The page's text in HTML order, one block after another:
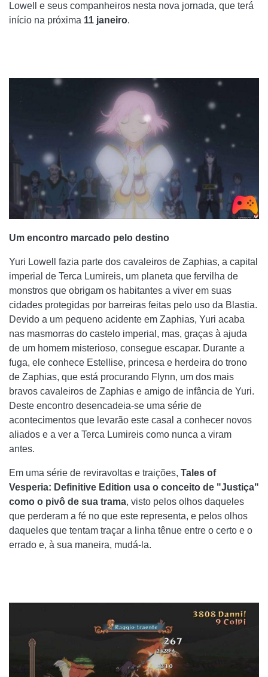
Lowell e seus companheiros nesta nova jornada, que terá
início na próxima 11 janeiro.
Um encontro marcado pelo destino
Yuri Lowell fazia parte dos cavaleiros de Zaphias, a capital
imperial de Terca Lumireis, um planeta que fervilha de
monstros que obrigam os habitantes a viver em suas
cidades protegidas por barreiras feitas pelo uso da Blastia.
Devido a um pequeno acidente em Zaphias, Yuri acaba
nas masmorras do castelo imperial, mas, graças à ajuda
de um homem misterioso, consegue escapar. Durante a
fuga, ele conhece Estellise, princesa e herdeira do trono
de Zaphias, que está procurando Flynn, um dos mais
bravos cavaleiros de Zaphias e amigo de infância de Yuri.
Deste encontro desencadeia-se uma série de
acontecimentos que levarão este casal a conhecer novos
aliados e a ver a Terca Lumireis como nunca a viram
antes.
Em uma série de reviravoltas e traições, Tales of
Vesperia: Definitive Edition usa o conceito de "Justiça"
como o pivô de sua trama, visto pelos olhos daqueles
que perderam a fé no que este representa, e pelos olhos
daqueles que tentam traçar a linha tênue entre o certo e o
errado e, à sua maneira, mudá-la.